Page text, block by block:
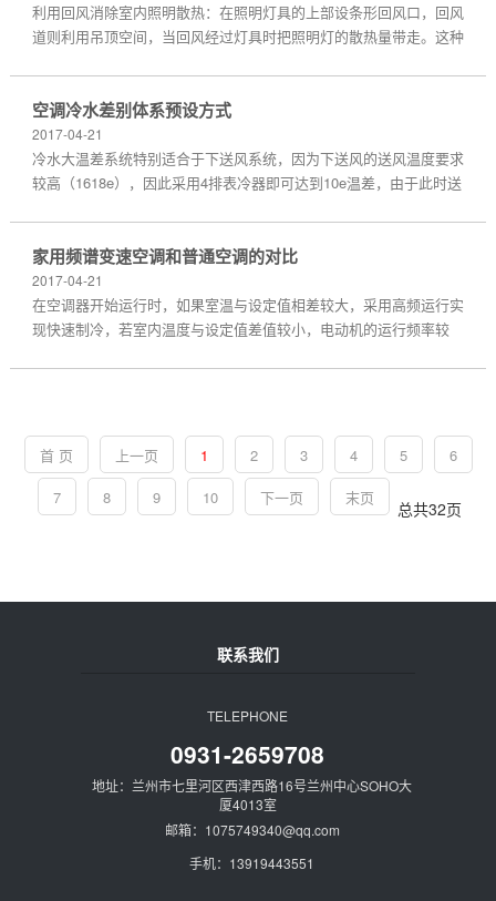
利用回风消除室内照明散热：在照明灯具的上部设条形回风口，回风
道则利用吊顶空间，当回风经过灯具时把照明灯的散热量带走。这种
空调冷水差别体系预设方式
2017-04-21
冷水大温差系统特别适合于下送风系统，因为下送风的送风温度要求
较高（1618e），因此采用4排表冷器即可达到10e温差，由于此时送
家用频谱变速空调和普通空调的对比
2017-04-21
在空调器开始运行时，如果室温与设定值相差较大，采用高频运行实
现快速制冷，若室内温度与设定值差值较小，电动机的运行频率较
首 页 上一页 1 2 3 4 5
6
7
8 9 10 下一页 末页
总共32页
联系我们
TELEPHONE
0931-2659708
地址：兰州市七里河区西津西路16号兰州中心SOHO大
厦4013室
邮箱：1075749340@qq.com
手机：13919443551